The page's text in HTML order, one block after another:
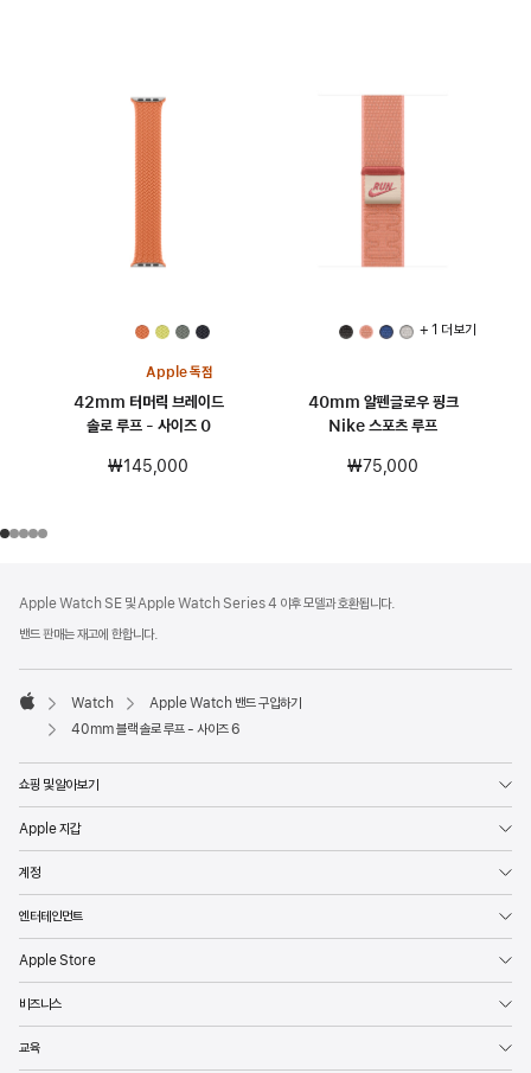
Apple 독점
42mm 터머릭 브레이드
솔로 루프 - 사이즈 0
₩145,000
+ 1 더 보기
40mm 알펜글로우 핑크
Nike 스포츠 루프
₩75,000
Apple Watch SE 및 Apple Watch Series 4 이후 모델과 호환됩니다.
밴드 판매는 재고에 한합니다.
Apple
Watch
Apple Watch 밴드 구입하기
40mm 블랙 솔로 루프 - 사이즈 6
쇼핑 및 알아보기
Apple 지갑
계정
엔터테인먼트
Apple Store
비즈니스
교육